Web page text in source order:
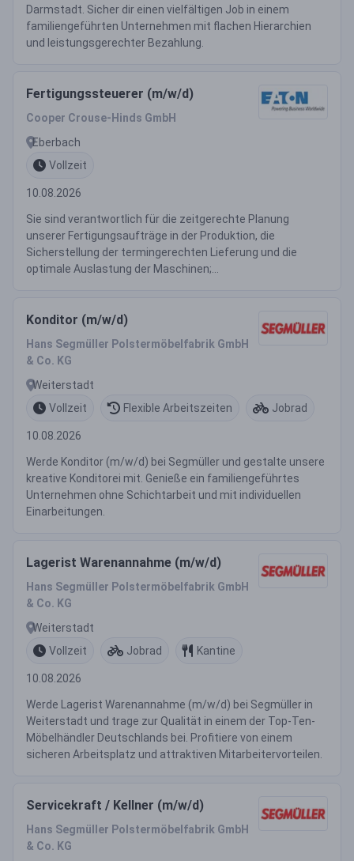
Darmstadt. Sicher dir einen vielfältigen Job in einem
familiengeführten Unternehmen mit flachen Hierarchien
und leistungsgerechter Bezahlung.
Fertigungssteuerer (m/w/d)
Cooper Crouse-Hinds GmbH
Eberbach
Vollzeit
10.08.2026
Sie sind verantwortlich für die zeitgerechte Planung
unserer Fertigungsaufträge in der Produktion, die
Sicherstellung der termingerechten Lieferung und die
optimale Auslastung der Maschinen;...
Konditor (m/w/d)
Hans Segmüller Polstermöbelfabrik GmbH
& Co. KG
Weiterstadt
Vollzeit
Flexible Arbeitszeiten Jobrad
10.08.2026
Werde Konditor (m/w/d) bei Segmüller und gestalte unsere
kreative Konditorei mit. Genieße ein familiengeführtes
Unternehmen ohne Schichtarbeit und mit individuellen
Einarbeitungen.
Lagerist Warenannahme (m/w/d)
Hans Segmüller Polstermöbelfabrik GmbH
& Co. KG
Weiterstadt
Vollzeit
Jobrad Kantine
10.08.2026
Werde Lagerist Warenannahme (m/w/d) bei Segmüller in
Weiterstadt und trage zur Qualität in einem der Top-Ten-
Möbelhändler Deutschlands bei. Profitiere von einem
sicheren Arbeitsplatz und attraktiven Mitarbeitervorteilen.
Servicekraft / Kellner (m/w/d)
Hans Segmüller Polstermöbelfabrik GmbH
& Co. KG